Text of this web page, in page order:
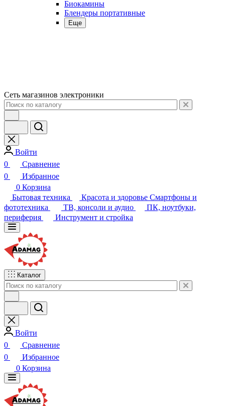
Биокамины
Блендеры портативные
Еще
Сеть магазинов электроники
Войти
0
Сравнение
0
Избранное
0 Корзина
Бытовая техника
Красота и здоровье Смартфоны и
фототехника
ТВ, консоли и аудио
ПК, ноутбуки,
периферия
Инструмент и стройка
Каталог
Войти
0
Сравнение
0
Избранное
0 Корзина